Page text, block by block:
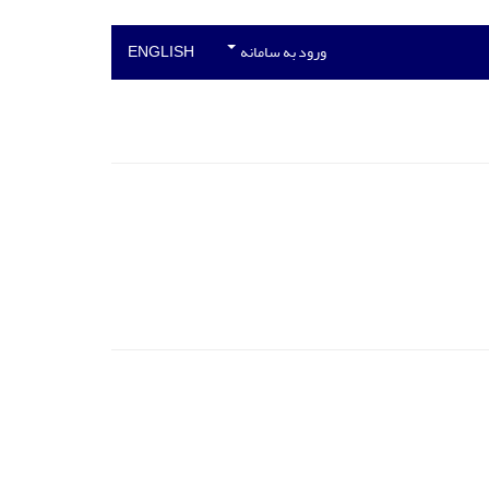
ورود به سامانه ENGLISH